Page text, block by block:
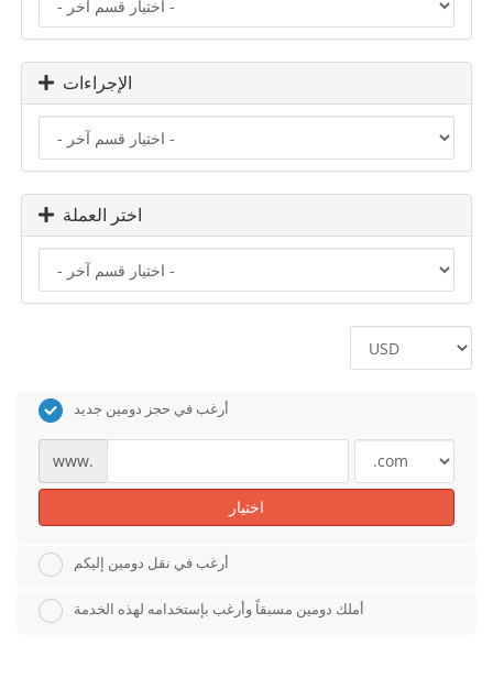
الإجراءات
اختر العملة
أرغب في حجز دومين جديد
www.
اختيار
أرغب في نقل دومين إليكم
أملك دومين مسبقاً وأرغب بإستخدامه لهذه الخدمة